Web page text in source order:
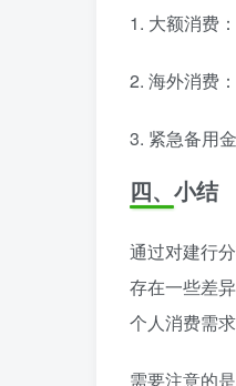
1. 大额消费
2. 海外消费
3. 紧急备用
四、小结
通过对建行
存在一些差
个人消费需求
需要注意的